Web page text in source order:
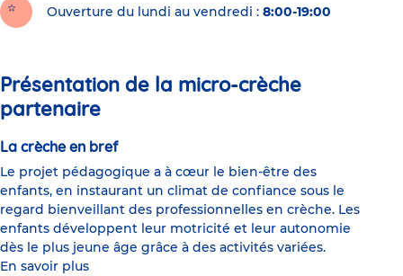
Ouverture du lundi au vendredi : 8:00-19:00
Présentation de la micro-crèche
partenaire
La crèche en bref
Le projet pédagogique a à cœur le bien-être des
enfants, en instaurant un climat de confiance sous le
regard bienveillant des professionnelles en crèche. Les
enfants développent leur motricité et leur autonomie
dès le plus jeune âge grâce à des activités variées.
En savoir plus